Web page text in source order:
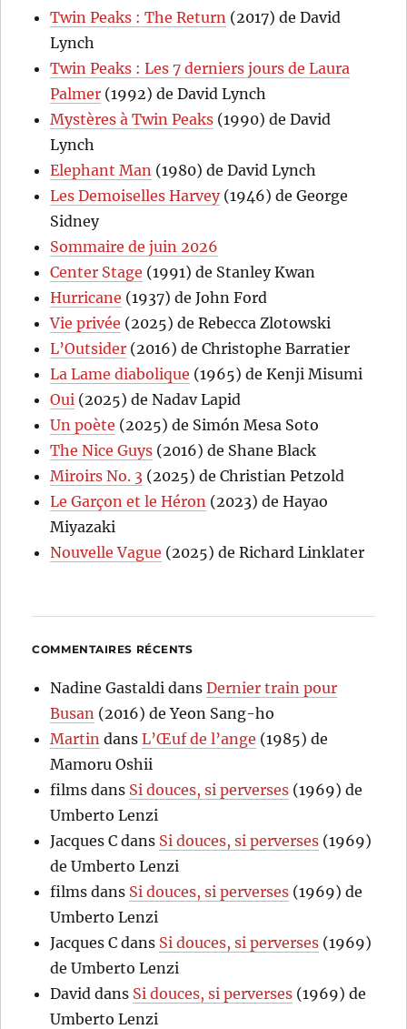
Twin Peaks : The Return (2017) de David
Lynch
Twin Peaks : Les 7 derniers jours de Laura
Palmer (1992) de David Lynch
Mystères à Twin Peaks (1990) de David
Lynch
Elephant Man (1980) de David Lynch
Les Demoiselles Harvey(1946) de George
Sidney
Sommaire de juin 2026
Center Stage (1991) de Stanley Kwan
Hurricane (1937) de John Ford
Vie privée (2025) de Rebecca Zlotowski
L’Outsider (2016) de Christophe Barratier
La Lame diabolique (1965) de Kenji Misumi
Oui (2025) de Nadav Lapid
Un poète (2025) de Simón Mesa Soto
The Nice Guys (2016) de Shane Black
Miroirs No. 3 (2025) de Christian Petzold
Le Garçon et le Héron (2023) de Hayao
Miyazaki
Nouvelle Vague (2025) de Richard Linklater
COMMENTAIRES RÉCENTS
Nadine Gastaldi dansDernier train pour
Busan (2016) de Yeon Sang-ho
Martin dansL’Œuf de l’ange (1985) de
Mamoru Oshii
films dans Si douces, si perverses (1969) de
Umberto Lenzi
Jacques C dans Si douces, si perverses (1969)
de Umberto Lenzi
films dans Si douces, si perverses (1969) de
Umberto Lenzi
Jacques C dans Si douces, si perverses (1969)
de Umberto Lenzi
David dans Si douces, si perverses (1969) de
Umberto Lenzi